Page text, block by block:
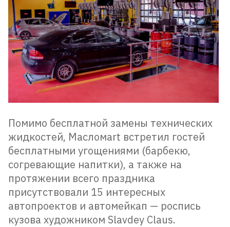
Помимо бесплатной замены технических
жидкостей, Масломаrt встретил гостей
бесплатными угощениями (барбекю,
согревающие напитки), а также на
протяжении всего праздника
присутствовали 15 интересных
автопроектов и автомейкап — роспись
кузова художником Slavdey Claus.